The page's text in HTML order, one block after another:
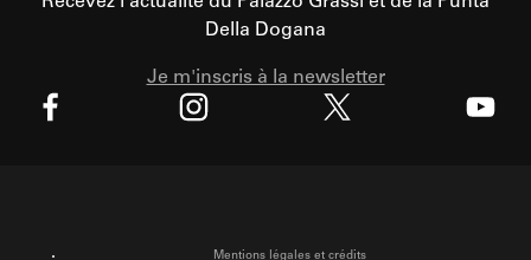
Della Dogana
Je m'inscris à la newsletter
Mentions légales et crédits